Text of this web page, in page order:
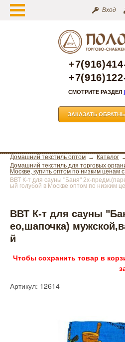
Вход
СМОТРИТЕ РАЗДЕЛ
ЗАКАЗАТЬ
Домашний текстиль оптом
Каталог
Домашний текстиль для торговых
Москве, купить оптом по низким ценам
ВВТ К-т для сауны "Баня" 2х-
ый голубой в Москве оптом по низким
ВВТ К-т для сауны
ео,шапочка)
й
Чтобы сохранить товар в
Артикул: 12614